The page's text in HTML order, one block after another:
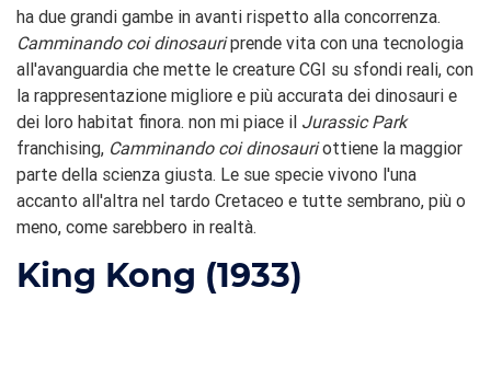
ha due grandi gambe in avanti rispetto alla concorrenza.
Camminando coi dinosauriprende vita con una tecnologia
all'avanguardia che mette le creature CGI su sfondi reali, con
la rappresentazione migliore e più accurata dei dinosauri e
dei loro habitat finora. non mi piace il Jurassic Park
franchising, Camminando coi dinosauriottiene la maggior
parte della scienza giusta. Le sue specie vivono l'una
accanto all'altra nel tardo Cretaceo e tutte sembrano, più o
meno, come sarebbero in realtà.
King Kong (1933)